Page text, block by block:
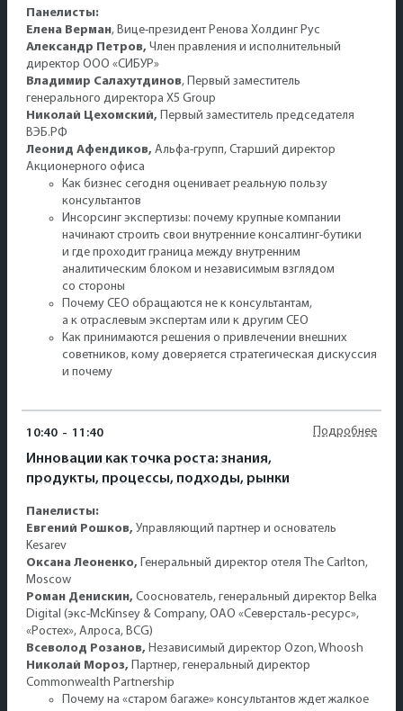
Панелисты:
Елена Верман, Вице-президент Ренова Холдинг Рус
Александр Петров, Член правления и исполнительный
директор ООО «СИБУР»
Владимир Салахутдинов, Первый заместитель
генерального директора X5 Group
Николай Цехомский, Первый заместитель председателя
ВЭБ.РФ
Леонид Афендиков, Альфа-групп, Старший директор
Акционерного офиса
Как бизнес сегодня оценивает реальную пользу
консультантов
Инсорсинг экспертизы: почему крупные компании
начинают строить свои внутренние консалтинг-бутики
и где проходит граница между внутренним
аналитическим блоком и независимым взглядом
со стороны
Почему СЕО обращаются не к консультантам,
а к отраслевым экспертам или к другим СЕО
Как принимаются решения о привлечении внешних
советников, кому доверяется стратегическая дискуссия
и почему
10:40 - 11:40
Инновации как точка роста: знания,
продукты, процессы, подходы, рынки
Подробнее
Панелисты:
Евгений Рошков, Управляющий партнер и основатель
Kesarev
Оксана Леоненко, Генеральный директор отеля The Carlton,
Moscow
Роман Денискин, Сооснователь, генеральный директор Belka
Digital (экс-McKinsey & Company, ОАО «Северсталь‑ресурс»,
«Ростех», Алроса, BCG)
Всеволод Розанов, Независимый директор Ozon, Whoosh
Николай Мороз, Партнер, генеральный директор
Commonwealth Partnership
Почему на «старом багаже» консультантов ждет жалкое